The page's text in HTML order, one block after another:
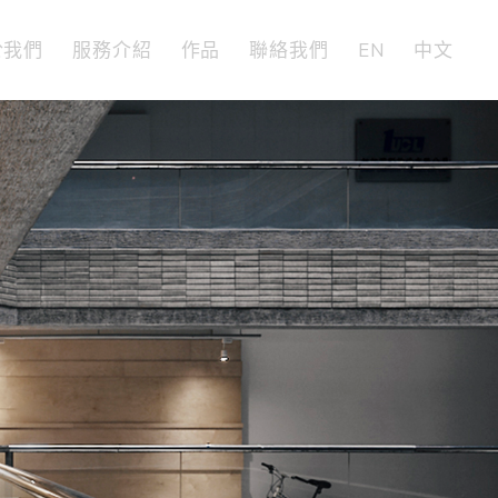
們 服務介紹 作品 聯絡我們 EN 中文